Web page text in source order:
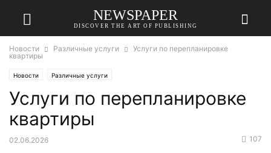
NEWSPAPER
DISCOVER THE ART OF PUBLISHING
Новости Различные услуги
Услуги по перепланировке
квартиры
Новости Различные услуги
Услуги по перепланировке
квартиры
02.06.2026 107